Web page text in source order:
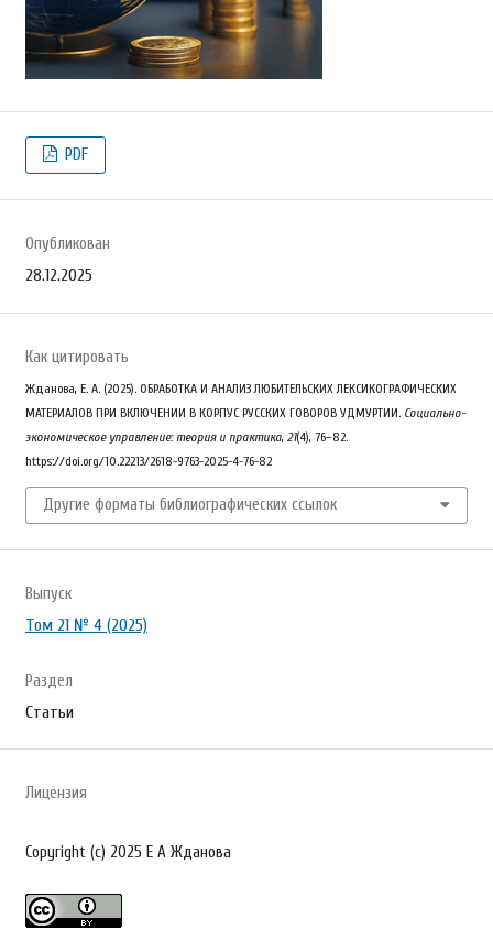
PDF
Опубликован
28.12.2025
Как цитировать
Жданова, Е. А. (2025). ОБРАБОТКА И АНАЛИЗ ЛЮБИТЕЛЬСКИХ ЛЕКСИКОГРАФИЧЕСКИХ
МАТЕРИАЛОВ ПРИ ВКЛЮЧЕНИИ В КОРПУС РУССКИХ ГОВОРОВ УДМУРТИИ. Социально-
экономическое управление: теория и практика, 21(4), 76–82.
https://doi.org/10.22213/2618-9763-2025-4-76-82
Другие форматы библиографических ссылок
Выпуск
Том 21 № 4 (2025)
Раздел
Статьи
Лицензия
Copyright (c) 2025 Е А Жданова